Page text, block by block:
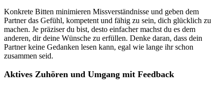
Konkrete Bitten minimieren Missverständnisse und geben dem
Partner das Gefühl, kompetent und fähig zu sein, dich glücklich zu
machen. Je präziser du bist, desto einfacher machst du es dem
anderen, dir deine Wünsche zu erfüllen. Denke daran, dass dein
Partner keine Gedanken lesen kann, egal wie lange ihr schon
zusammen seid.
Aktives Zuhören und Umgang mit Feedback